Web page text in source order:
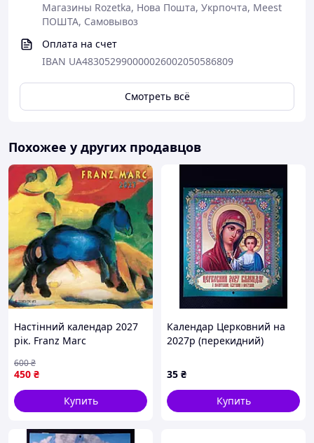
Магазины Rozetka, Нова Пошта, Укрпочта, Meest
ПОШТА, Самовывоз
Оплата на счет
IBAN UA483052990000026002050586809
Смотреть всё
Похожее у других продавцов
Настінний календар 2027
рік. Franz Marc
450 ₴
600₴
Купить
Календар Церковний на
2027р (перекидний)
35 ₴
Купить